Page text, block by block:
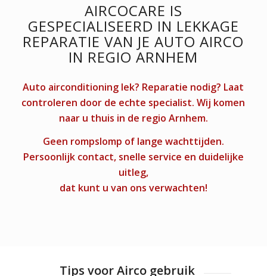
AIRCOCARE IS
GESPECIALISEERD IN LEKKAGE
REPARATIE VAN JE AUTO AIRCO
IN REGIO ARNHEM
Auto airconditioning lek? Reparatie nodig? Laat
controleren door de echte specialist. Wij komen
naar u thuis in de regio Arnhem.
Geen rompslomp of lange wachttijden.
Persoonlijk contact, snelle service en duidelijke
uitleg,
dat kunt u van ons verwachten!
Tips voor Airco gebruik